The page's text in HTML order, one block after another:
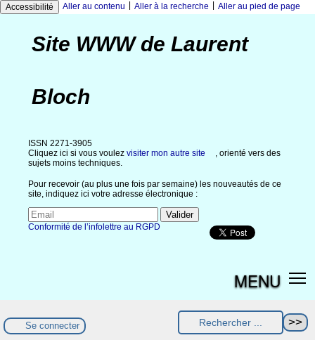
Accessibilité Aller au contenu Aller à la recherche Aller au pied de page
Site WWW de Laurent
Bloch
ISSN 2271-3905
Cliquez ici si vous voulez visiter mon autre site
, orienté vers des
sujets moins techniques.
Pour recevoir (au plus une fois par semaine) les nouveautés de ce
site, indiquez ici votre adresse électronique :
Conformité de l’infolettre au RGPD
MENU
Se connecter